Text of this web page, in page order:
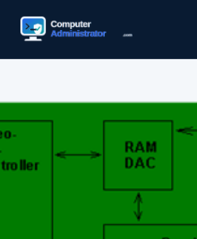
Inhalt